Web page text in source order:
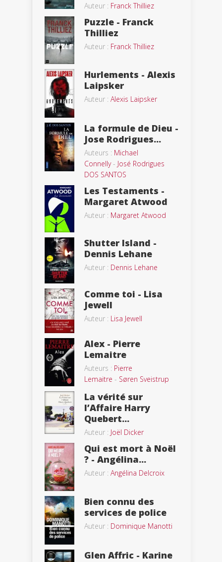
Auteur : Franck Thilliez
Puzzle - Franck
Thilliez
Auteur : Franck Thilliez
Hurlements - Alexis
Laipsker
Auteur : Alexis Laipsker
La formule de Dieu -
Jose Rodrigues...
Auteurs : Michael
Connelly- José Rodrigues
DOS SANTOS
Les Testaments -
Margaret Atwood
Auteur : Margaret Atwood
Shutter Island -
Dennis Lehane
Auteur : Dennis Lehane
Comme toi - Lisa
Jewell
Auteur : Lisa Jewell
Alex - Pierre
Lemaitre
Auteurs : Pierre
Lemaitre - Søren Sveistrup
La vérité sur
l’Affaire Harry
Quebert...
Auteur : Joël Dicker
Qui est mort à Noël
? - Angélina...
Auteur : Angélina Delcroix
Bien connu des
services de police
Auteur : Dominique Manotti
Glen Affric - Karine